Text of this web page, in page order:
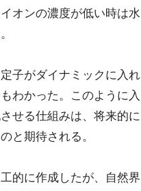
オンの濃度が低い時は水
子がダイナミックに入れ
わかった。このように入
せる仕組みは、将来的に
と期待される。
的に作成したが、自然界